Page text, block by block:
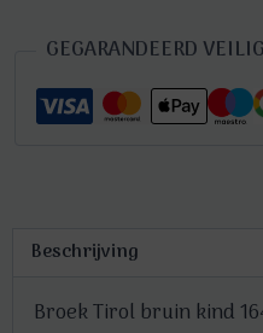
kind
164
aantal
GEGARANDEERD
Beschrijving
Broek Tirol bruin kind